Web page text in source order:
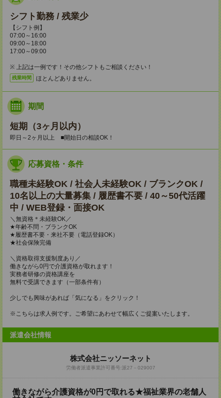
シフト勤務 / 残業少
【シフト例】
07:00～16:00
09:00～18:00
17:00～09:00
※ 上記は一例です！その他シフトもご相談ください！
残業時間 ほとんどありません。
期間
短期（3ヶ月以内）
即日～2ヶ月以上 ■開始日の相談OK！
応募資格・条件
職種未経験OK / 社会人未経験OK / ブランクOK /
10名以上の大量募集 / 履歴書不要 / 40～50代活躍
中 / WEB登録・面接OK
＼無資格＊未経験OK／
★年齢不問・ブランクOK
★履歴書不要・来社不要（電話登録OK）
★社会保険完備
＼資格取得支援制度あり／
働きながら0円で介護資格が取れます！
実務者研修の資格講座を
無料で受講できます（一部条件有）
少しでも興味があれば「気になる」をクリック！
※こちらは求人例です。ご希望にあわせて幅広くご提案いたします。
派遣会社情報
株式会社ニッソーネット
労働者派遣事業許可番号:派27－029007
働きながら介護資格が0円で取れる★福祉業界の老舗人